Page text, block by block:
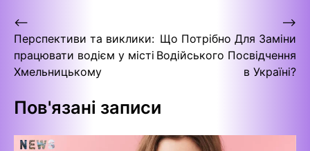
Навігація
записів
⟵
Перспективи та виклики:
працювати водієм у місті
Хмельницькому
Що Потрібно Для Заміни
Водійського Посвідчення
в Україні?
⟶
Пов'язані записи